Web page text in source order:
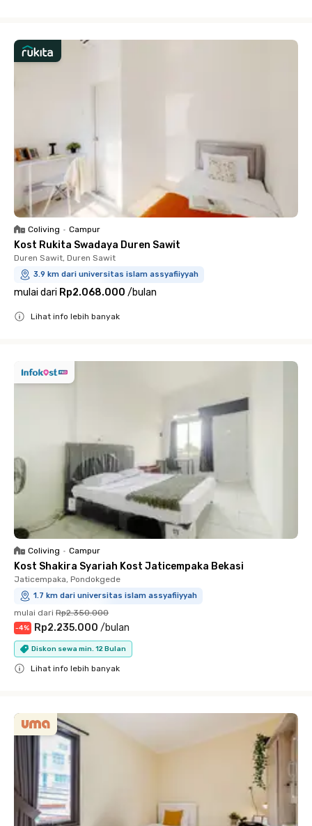
Coliving • Campur
Kost Rukita Swadaya Duren Sawit
Duren Sawit, Duren Sawit
3.9 km dari universitas islam assyafiiyyah
mulai dari Rp2.068.000 /bulan
Lihat info lebih banyak
Coliving • Campur
Kost Shakira Syariah Kost Jaticempaka Bekasi
Jaticempaka, Pondokgede
1.7 km dari universitas islam assyafiiyyah
mulai dari Rp2.350.000
-4% Rp2.235.000 /bulan
Diskon sewa min. 12 Bulan
Lihat info lebih banyak